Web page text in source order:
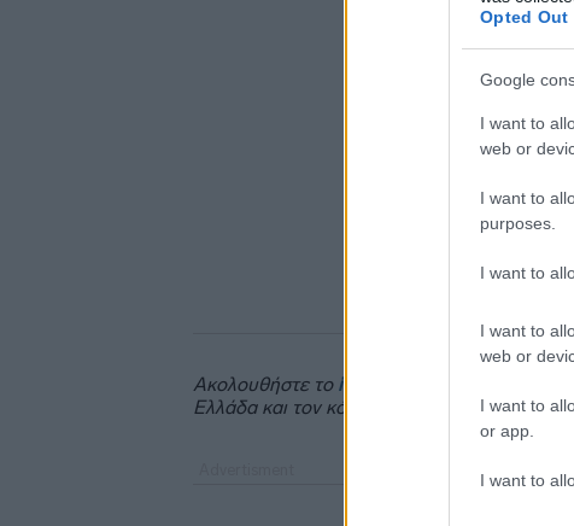
Opted Out
Google
I want to
web or
I want to
purposes.
I want to
I want to
web or
I want to
or app.
I want to
Ακολουθήστε το insider.gr στο Google News
Ελλάδα και τον κόσμο.